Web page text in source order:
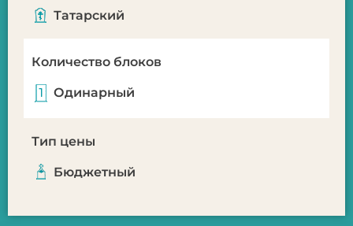
Татарский
Количество блоков
Одинарный
Тип цены
Бюджетный